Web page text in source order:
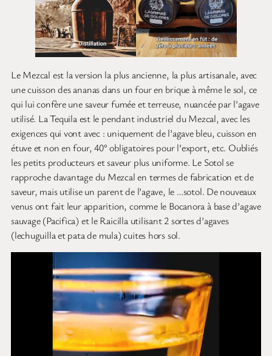
Le Mezcal est la version la plus ancienne, la plus artisanale, avec
une cuisson des ananas dans un four en brique à même le sol, ce
qui lui confère une saveur fumée et terreuse, nuancée par l’agave
utilisé. La Tequila est le pendant industriel du Mezcal, avec les
exigences qui vont avec : uniquement de l’agave bleu, cuisson en
étuve et non en four, 40° obligatoires pour l’export, etc. Oubliés
les petits producteurs et saveur plus uniforme. Le Sotol se
rapproche davantage du Mezcal en termes de fabrication et de
saveur, mais utilise un parent de l’agave, le …sotol. De nouveaux
venus ont fait leur apparition, comme le Bocanora à base d’agave
sauvage (Pacifica) et le Raicilla utilisant 2 sortes d’agaves
(lechuguilla et pata de mula) cuites hors sol.